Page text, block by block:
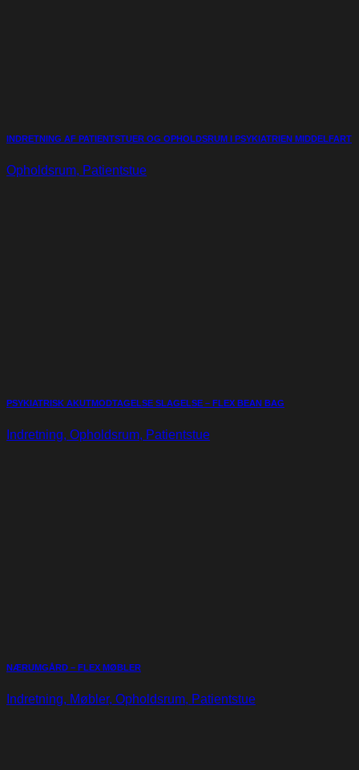
INDRETNING AF PATIENTSTUER OG OPHOLDSRUM I PSYKIATRIEN MIDDELFART
Opholdsrum, Patientstue
PSYKIATRISK AKUTMODTAGELSE SLAGELSE – FLEX BEAN BAG
Indretning, Opholdsrum, Patientstue
NÆRUMGÅRD – FLEX MØBLER
Indretning, Møbler, Opholdsrum, Patientstue